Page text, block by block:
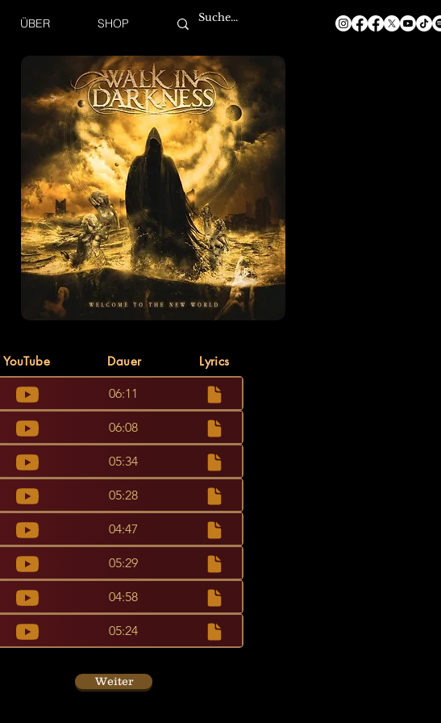
ÜBER SHOP
Lyrics
YouTube Dauer
06:11
06:08
05:34
05:28
04:47
05:29
04:58
05:24
Weiter